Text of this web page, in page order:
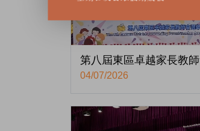
第八屆東區卓越家長教
04/07/2026